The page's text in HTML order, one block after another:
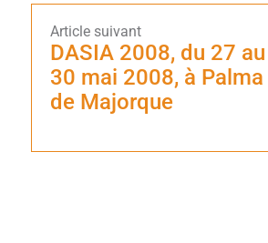
DASIA 2008, du 27 au
30 mai 2008, à Palma
de Majorque